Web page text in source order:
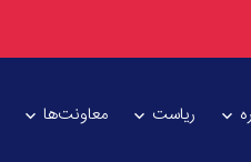
ریاست معاونت‌ها